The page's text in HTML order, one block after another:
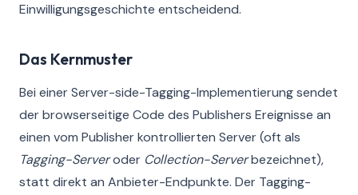
Einwilligungsgeschichte entscheidend.
Das Kernmuster
Bei einer Server-side-Tagging-Implementierung sendet
der browserseitige Code des Publishers Ereignisse an
einen vom Publisher kontrollierten Server (oft als
Tagging-Serveroder Collection-Serverbezeichnet),
statt direkt an Anbieter-Endpunkte. Der Tagging-